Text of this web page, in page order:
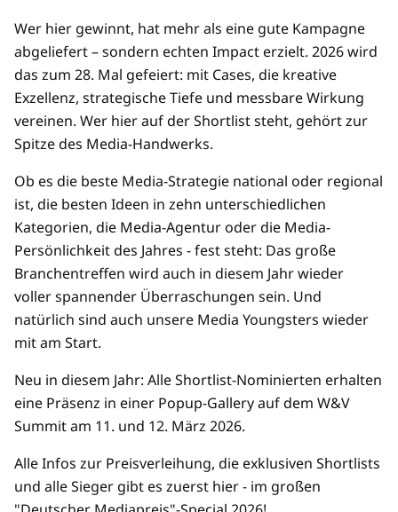
Wer hier gewinnt, hat mehr als eine gute Kampagne
abgeliefert – sondern echten Impact erzielt. 2026 wird
das zum 28. Mal gefeiert: mit Cases, die kreative
Exzellenz, strategische Tiefe und messbare Wirkung
vereinen. Wer hier auf der Shortlist steht, gehört zur
Spitze des Media-Handwerks.
Ob es die beste Media-Strategie national oder regional
ist, die besten Ideen in zehn unterschiedlichen
Kategorien, die Media-Agentur oder die Media-
Persönlichkeit des Jahres - fest steht: Das große
Branchentreffen wird auch in diesem Jahr wieder
voller spannender Überraschungen sein. Und
natürlich sind auch unsere Media Youngsters wieder
mit am Start.
Neu in diesem Jahr: Alle Shortlist-Nominierten erhalten
eine Präsenz in einer Popup-Gallery auf dem W&V
Summit am 11. und 12. März 2026.
Alle Infos zur Preisverleihung, die exklusiven Shortlists
und alle Sieger gibt es zuerst hier - im großen